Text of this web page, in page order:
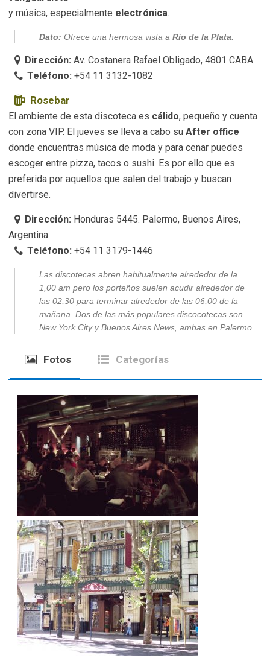
y música, especialmente electrónica.
Dato: Ofrece una hermosa vista a Río de la Plata.
Dirección: Av. Costanera Rafael Obligado, 4801 CABA
Teléfono: +54 11 3132-1082
Rosebar
El ambiente de esta discoteca es cálido, pequeño y cuenta
con zona VIP. El jueves se lleva a cabo su After office
donde encuentras música de moda y para cenar puedes
escoger entre pizza, tacos o sushi. Es por ello que es
preferida por aquellos que salen del trabajo y buscan
divertirse.
Dirección: Honduras 5445. Palermo, Buenos Aires,
Argentina
Teléfono: +54 11 3179-1446
Las discotecas abren habitualmente alrededor de la
1,00 am pero los porteños suelen acudir alrededor de
las 02,30 para terminar alrededor de las 06,00 de la
mañana. Dos de las más populares discocotecas son
New York Cityy Buenos Aires News, ambas en Palermo.
Fotos Categorías